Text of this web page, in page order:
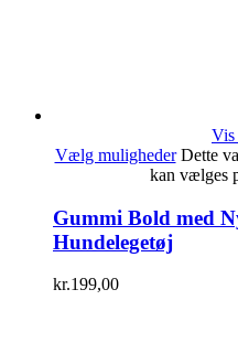
Vis
Vælg muligheder Dette
kan vælges
Gummi Bold med
Hundelegetøj
kr.199,00